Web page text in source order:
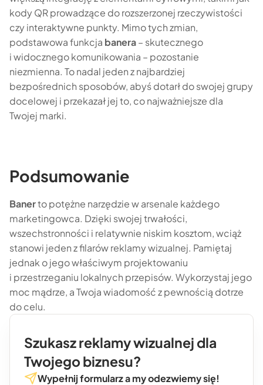
kody QR prowadzące do rozszerzonej rzeczywistości
czy interaktywne punkty. Mimo tych zmian,
podstawowa funkcja banera– skutecznego
i widocznego komunikowania – pozostanie
niezmienna. To nadal jeden z najbardziej
bezpośrednich sposobów, abyś dotarł do swojej grupy
docelowej i przekazał jej to, co najważniejsze dla
Twojej marki.
Podsumowanie
Banerto potężne narzędzie w arsenale każdego
marketingowca. Dzięki swojej trwałości,
wszechstronności i relatywnie niskim kosztom, wciąż
stanowi jeden z filarów reklamy wizualnej. Pamiętaj
jednak o jego właściwym projektowaniu
i przestrzeganiu lokalnych przepisów. Wykorzystaj jego
moc mądrze, a Twoja wiadomość z pewnością dotrze
do celu.
Szukasz reklamy wizualnej dla
Twojego biznesu?
Wypełnij formularz a my odezwiemy się!